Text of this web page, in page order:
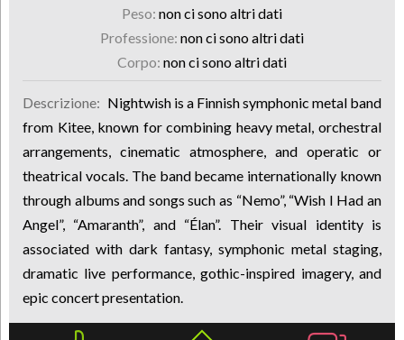
Peso: non ci sono altri dati
Professione: non ci sono altri dati
Corpo: non ci sono altri dati
Descrizione: Nightwish is a Finnish symphonic metal band
from Kitee, known for combining heavy metal, orchestral
arrangements, cinematic atmosphere, and operatic or
theatrical vocals. The band became internationally known
through albums and songs such as “Nemo”, “Wish I Had an
Angel”, “Amaranth”, and “Élan”. Their visual identity is
associated with dark fantasy, symphonic metal staging,
dramatic live performance, gothic-inspired imagery, and
epic concert presentation.